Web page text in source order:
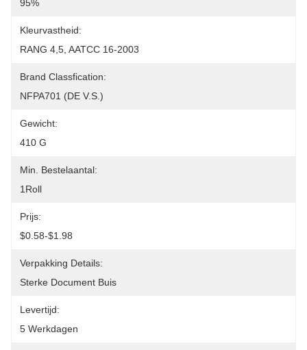
95%
Kleurvastheid:
RANG 4,5, AATCC 16-2003
Brand Classfication:
NFPA701 (DE V.S.)
Gewicht:
410 G
Min. Bestelaantal:
1Roll
Prijs:
$0.58-$1.98
Verpakking Details:
Sterke Document Buis
Levertijd:
5 Werkdagen